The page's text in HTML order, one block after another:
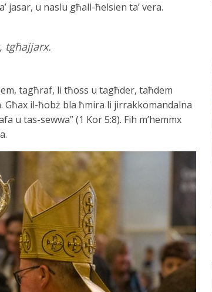
jasar, u naslu għall-ħelsien ta’ vera.
tgħajjarx.
tagħraf, li tħoss u tagħder, taħdem
il-ħobż bla ħmira li jirrakkomandalna
u tas-sewwa” (1 Kor 5:8). Fih m’hemmx